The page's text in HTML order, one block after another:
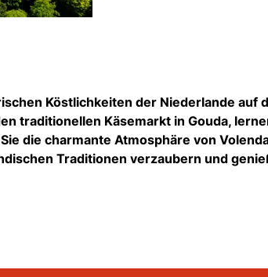
Köstlichkeiten der Niederlande auf
traditionellen Käsemarkt in Gouda,
die charmante Atmosphäre von
Traditionen verzaubern und